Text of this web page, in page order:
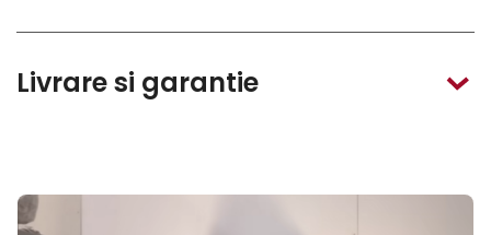
Livrare si garantie